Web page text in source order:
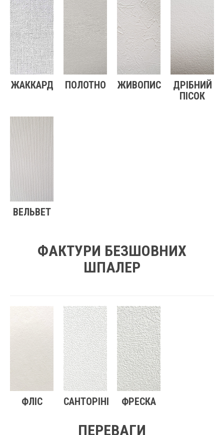
ЖАККАРД ПОЛОТНО ЖИВОПИС
ДРІБНИЙ
ПІСОК
ВЕЛЬВЕТ
ФАКТУРИ БЕЗШОВНИХ
ШПАЛЕР
ФЛІС САНТОРІНІ ФРЕСКА
ПЕРЕВАГИ